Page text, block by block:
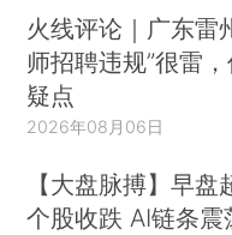
火线评论｜广东雷
师招聘违规”很雷
疑点
2026年08月06日
【大盘脉搏】早盘
个股收跌 AI链条震